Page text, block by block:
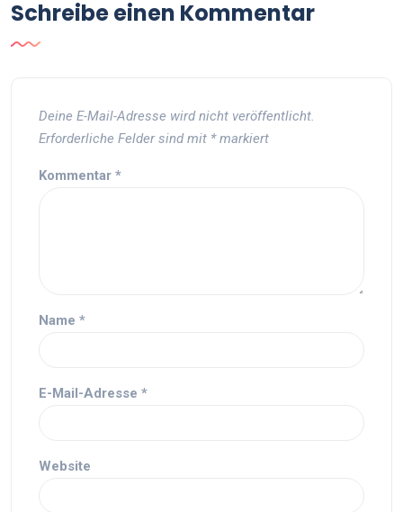
Schreibe einen Kommentar
Deine E-Mail-Adresse wird nicht veröffentlicht.
Erforderliche Felder sind mit *markiert
Kommentar *
Name *
E-Mail-Adresse *
Website